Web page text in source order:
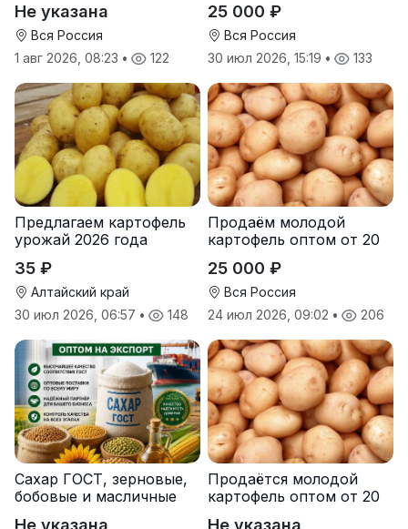
Экспорт
Не указана
Вся Россия
1 авг 2026, 08:23 • 122
25 000 ₽
Вся Россия
30 июл 2026, 15:19 • 133
Предлагаем картофель
урожай 2026 года
35 ₽
Алтайский край
30 июл 2026, 06:57 • 148
Продаём молодой
картофель оптом от 20
25 000 ₽
Вся Россия
24 июл 2026, 09:02 • 206
Сахар ГОСТ, зерновые,
бобовые и масличные
Не указана
Продаётся молодой
картофель оптом от 20
Не указана